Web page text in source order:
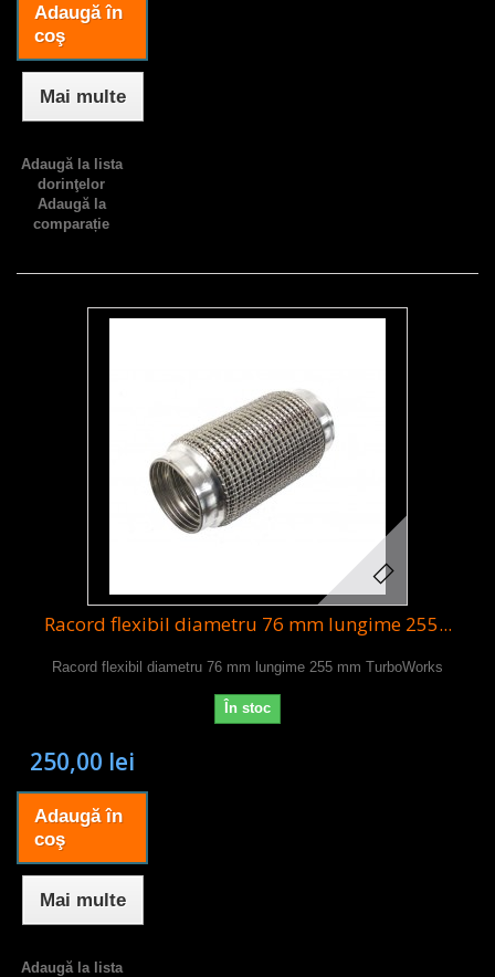
Adaugă în
coş
Mai multe
Adaugă la lista
dorinţelor
Adaugă la
comparație
Racord flexibil diametru 76 mm lungime 255...
Racord flexibil diametru 76 mm lungime 255 mm TurboWorks
În stoc
250,00 lei
Adaugă în
coş
Mai multe
Adaugă la lista